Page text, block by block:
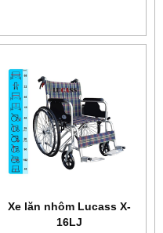
Xe lăn nhôm Lucass X-
16LJ